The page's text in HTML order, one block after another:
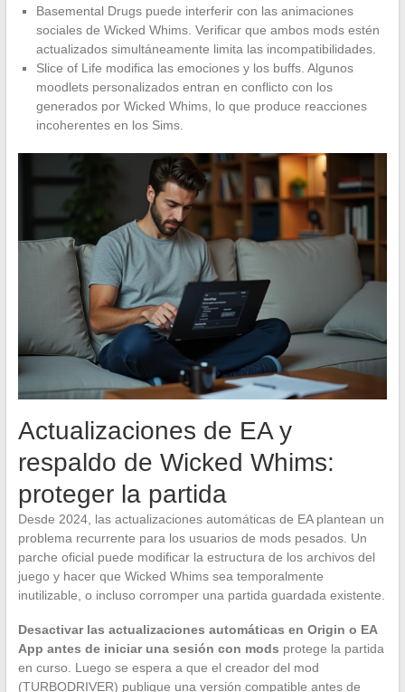
Basemental Drugs puede interferir con las animaciones
sociales de Wicked Whims. Verificar que ambos mods estén
actualizados simultáneamente limita las incompatibilidades.
Slice of Life modifica las emociones y los buffs. Algunos
moodlets personalizados entran en conflicto con los
generados por Wicked Whims, lo que produce reacciones
incoherentes en los Sims.
Actualizaciones de EA y
respaldo de Wicked Whims:
proteger la partida
Desde 2024, las actualizaciones automáticas de EA plantean un
problema recurrente para los usuarios de mods pesados. Un
parche oficial puede modificar la estructura de los archivos del
juego y hacer que Wicked Whims sea temporalmente
inutilizable, o incluso corromper una partida guardada existente.
Desactivar las actualizaciones automáticas en Origin o EA
App antes de iniciar una sesión con mods protege la partida
en curso. Luego se espera a que el creador del mod
(TURBODRIVER) publique una versión compatible antes de